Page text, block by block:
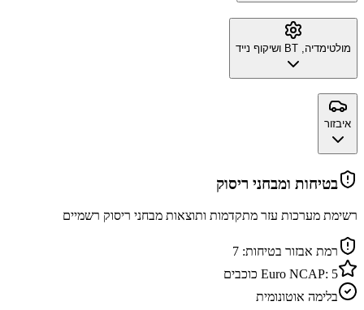
מולטימדיה, BT ושיקוף נייד
איבזור
בטיחות ומבחני ריסוק
רשימת מערכות עזר מתקדמות ותוצאות מבחני ריסוק רשמיים
רמת אבזור בטיחות: 7
Euro NCAP: 5
כוכבים
בלימה אוטונומית